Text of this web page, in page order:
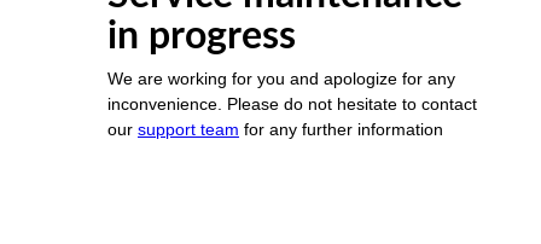
in progress
We are working for you and apologize for any
inconvenience. Please do not hesitate to contact
our support team for any further information